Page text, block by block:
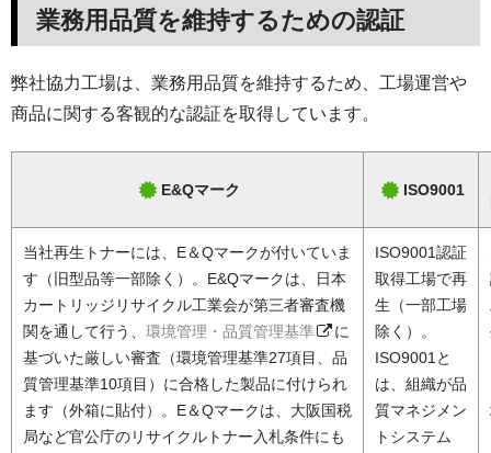
業務用品質を維持するための認証
弊社協力工場は、業務用品質を維持するため、工場運営や
商品に関する客観的な認証を取得しています。
E&Qマーク ISO9001
当社再生トナーには、E＆Qマークが付いていま
す（旧型品等一部除く）。E&Qマークは、日本
カートリッジリサイクル工業会が第三者審査機
関を通して行う、 環境管理・品質管理基準
に
基づいた厳しい審査（環境管理基準27項目、品
質管理基準10項目）に合格した製品に付けられ
ます（外箱に貼付）。E＆Qマークは、大阪国税
局など官公庁のリサイクルトナー入札条件にも
ISO9001認証
取得工場で再
生（一部工場
除く）。
ISO9001と
は、組織が品
質マネジメン
トシステム